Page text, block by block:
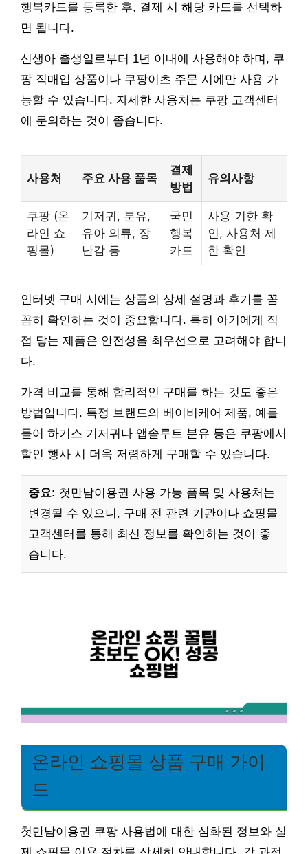
행복카드를 등록한 후, 결제 시 해당 카드를 선택하
면 됩니다.
신생아 출생일로부터 1년 이내에 사용해야 하며, 쿠
팡 직매입 상품이나 쿠팡이츠 주문 시에만 사용 가
능할 수 있습니다. 자세한 사용처는 쿠팡 고객센터
에 문의하는 것이 좋습니다.
사용처 주요 사용 품목
결제
방법
유의사항
쿠팡 (온
라인 쇼
핑몰)
기저귀, 분유,
유아 의류, 장
난감 등
국민
행복
카드
사용 기한 확
인, 사용처 제
한 확인
인터넷 구매 시에는 상품의 상세 설명과 후기를 꼼
꼼히 확인하는 것이 중요합니다. 특히 아기에게 직
접 닿는 제품은 안전성을 최우선으로 고려해야 합니
다.
가격 비교를 통해 합리적인 구매를 하는 것도 좋은
방법입니다. 특정 브랜드의 베이비케어 제품, 예를
들어 하기스 기저귀나 앱솔루트 분유 등은 쿠팡에서
할인 행사 시 더욱 저렴하게 구매할 수 있습니다.
중요: 첫만남이용권 사용 가능 품목 및 사용처는
변경될 수 있으니, 구매 전 관련 기관이나 쇼핑몰
고객센터를 통해 최신 정보를 확인하는 것이 좋
습니다.
온라인 쇼핑몰 상품 구매 가이
드
첫만남이용권 쿠팡 사용법에 대한 심화된 정보와 실